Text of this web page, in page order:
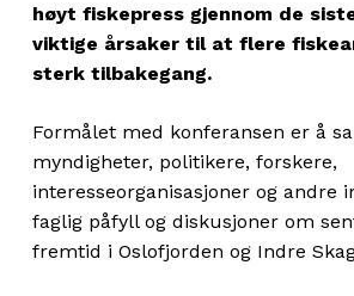
høyt fiskepress gjennom de
viktige årsaker til at flere
sterk tilbakegang.
Formålet med konferansen er å
myndigheter, politikere, forskere,
interesseorganisasjoner og andre
faglig påfyll og diskusjoner om
fremtid i Oslofjorden og Indre